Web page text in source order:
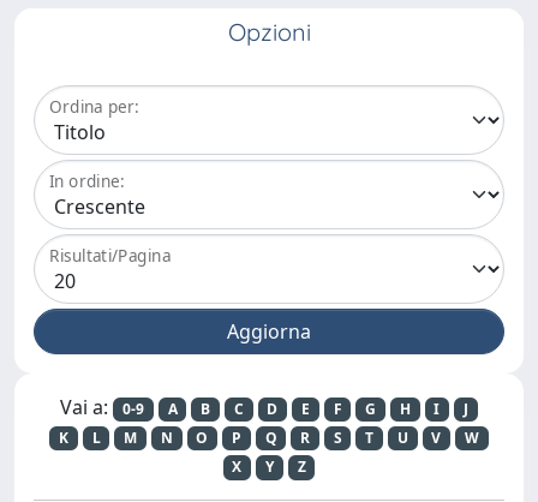
Opzioni
Ordina per:
In ordine:
Risultati/Pagina
Vai a: 0-9 A B C D E F G H I
J
K
L M N O P Q R S T U V
W
X
Y Z